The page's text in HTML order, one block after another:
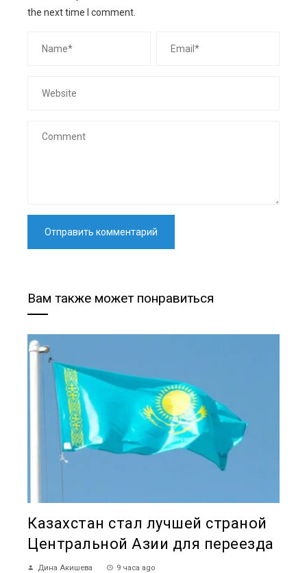
the next time I comment.
Вам также может понравиться
Казахстан стал лучшей страной
Центральной Азии для переезда
Дина Акишева 9 часа ago